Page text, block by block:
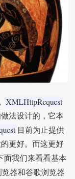
XMLHttpRequest
法设计的，它本
目前为止提供
更好。而这更好
面我们来看看基本
器和谷歌浏览器